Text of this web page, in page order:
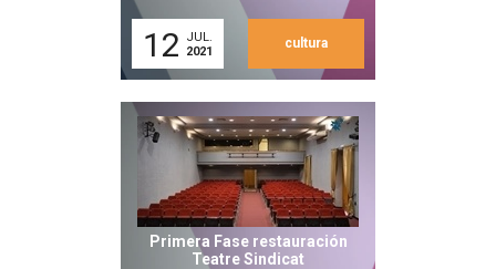
12
JUL.
2021
cultura
Primera Fase restauración
Teatre Sindicat